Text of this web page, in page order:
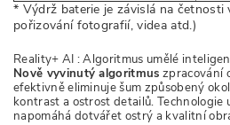
* Výdrž baterie je závislá na
pořizování fotografií, videa atd.)
Reality+ AI : Algoritmus umělé
Nově vyvinutý algoritmus zpracování
efektivně eliminuje šum způsobený
kontrast a ostrost detailů. Technologie
napomáhá dotvářet ostrý a kvalitní